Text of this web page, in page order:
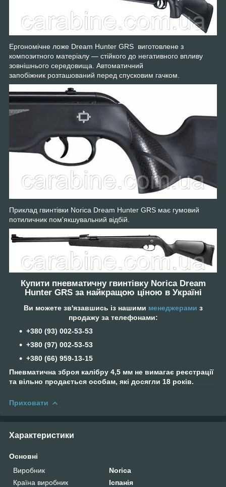
Ергономічне ложе Dream Hunter GRS виготовлене з
композитного матеріалу — стійкого до негативного впливу
зовнішнього середовища. Автоматичний
запобіжник розташований перед спусковим гачком.
Приклад гвинтівки Norica Dream Hunter GRS має гумовий
потиличник пом'якшувальний відбій.
Купити пневматичну гвинтівку Norica Dream
Hunter GRS за найкращою ціною в Україні
Ви можете зв'язавшись із нашими менеджерами з
продажу за телефонами:
+380 (93) 002-53-53
+380 (97) 002-53-53
+38‎0 (66) 959-13-15
Пневматична зброя калібру 4,5 мм не вимагає реєстрації
та вільно продається особам, які досягли 18 років.
Приховати
Характеристики
Основні
Виробник
Norica
Країна виробник
Іспанія